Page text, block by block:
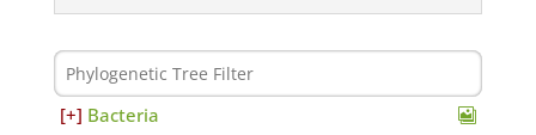
Bacteria